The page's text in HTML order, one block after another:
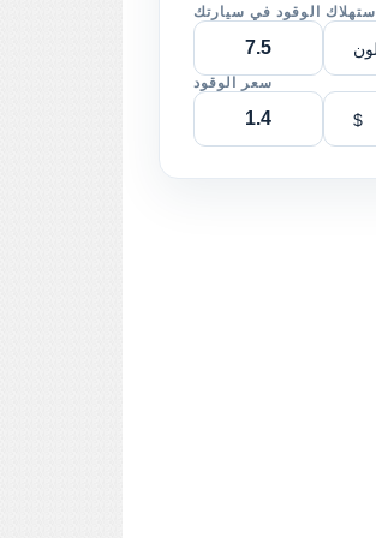
استهلاك الوقود في سيارتك
سعر الوقود
$